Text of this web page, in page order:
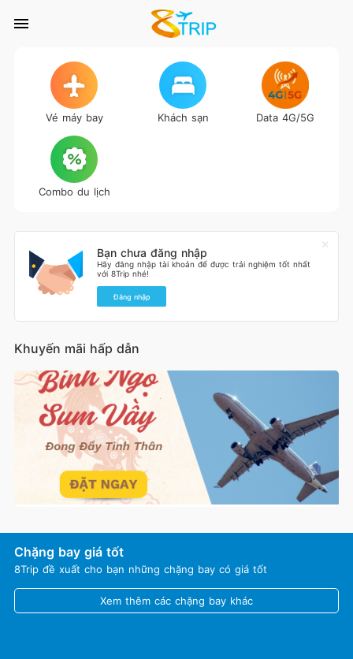
Vé máy bay Khách sạn Data 4G/5G
Combo du lịch
Bạn chưa đăng nhập
Hãy đăng nhập tài khoản để được trải nghiệm tốt nhất
với 8Trip nhé!
Đăng nhập
Khuyến mãi hấp dẫn
Chặng bay giá tốt
8Trip đề xuất cho bạn những chặng bay có giá tốt
Xem thêm các chặng bay khác